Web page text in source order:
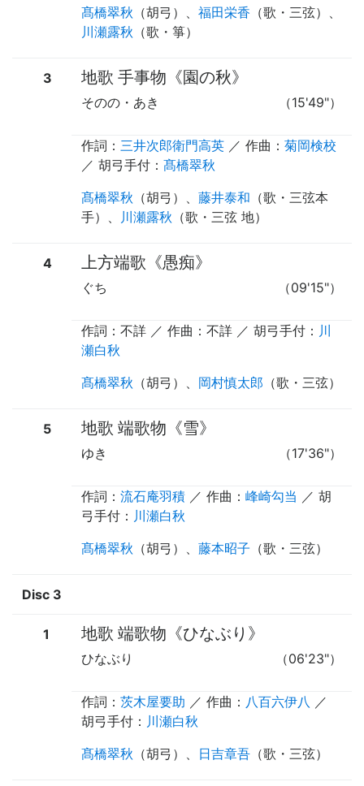
髙橋翠秋 （胡弓 ）、 福田栄香 （歌 ・ 三弦）、
川瀬露秋 （歌・箏）
3 地歌 手事物《園の秋》
（15'49"）
そのの・あき
作詞： 三井次郎衛門高英 ／ 作曲： 菊岡検校
／ 胡弓手付 ： 髙橋翠秋
髙橋翠秋 （胡弓 ）、 藤井泰和 （歌 ・ 三弦本
手）、 川瀬露秋 （歌 ・ 三弦 地）
4 上方端歌《愚痴》
（09'15"）
ぐち
作詞：不詳 ／ 作曲：不詳 ／ 胡弓手付 ： 川
瀬白秋
髙橋翠秋 （胡弓 ）、 岡村慎太郎 （歌 ・ 三弦）
5 地歌 端歌物《雪》
（17'36"）
ゆき
作詞： 流石庵羽積 ／ 作曲： 峰崎勾当 ／ 胡
弓手付 ： 川瀬白秋
髙橋翠秋 （胡弓 ）、 藤本昭子 （歌 ・ 三弦）
Disc 3
1 地歌 端歌物《ひなぶり》
（06'23"）
ひなぶり
作詞： 茨木屋要助 ／ 作曲： 八百六伊八 ／
胡弓手付 ： 川瀬白秋
髙橋翠秋 （胡弓 ）、 日吉章吾 （歌 ・ 三弦）